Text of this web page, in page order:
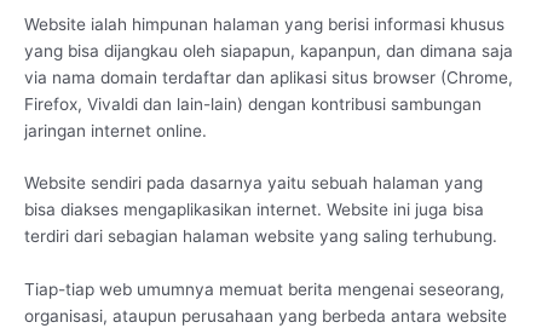
Website ialah himpunan halaman yang berisi informasi khusus
yang bisa dijangkau oleh siapapun, kapanpun, dan dimana saja
via nama domain terdaftar dan aplikasi situs browser (Chrome,
Firefox, Vivaldi dan lain-lain) dengan kontribusi sambungan
jaringan internet online.
Website sendiri pada dasarnya yaitu sebuah halaman yang
bisa diakses mengaplikasikan internet. Website ini juga bisa
terdiri dari sebagian halaman website yang saling terhubung.
Tiap-tiap web umumnya memuat berita mengenai seseorang,
organisasi, ataupun perusahaan yang berbeda antara website